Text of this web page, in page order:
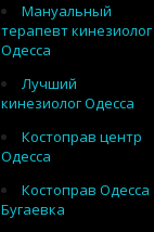
Мануальный
терапевт кинезиолог
Одесса
Лучший
кинезиолог Одесса
Костоправ центр
Одесса
Костоправ Одесса
Бугаевка